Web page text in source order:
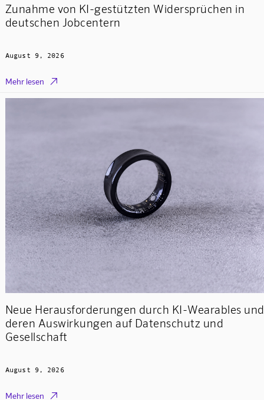
Zunahme von KI-gestützten Widersprüchen in
deutschen Jobcentern
August 9, 2026
Mehr lesen 
Neue Herausforderungen durch KI-Wearables und
deren Auswirkungen auf Datenschutz und
Gesellschaft
August 9, 2026
Mehr lesen 